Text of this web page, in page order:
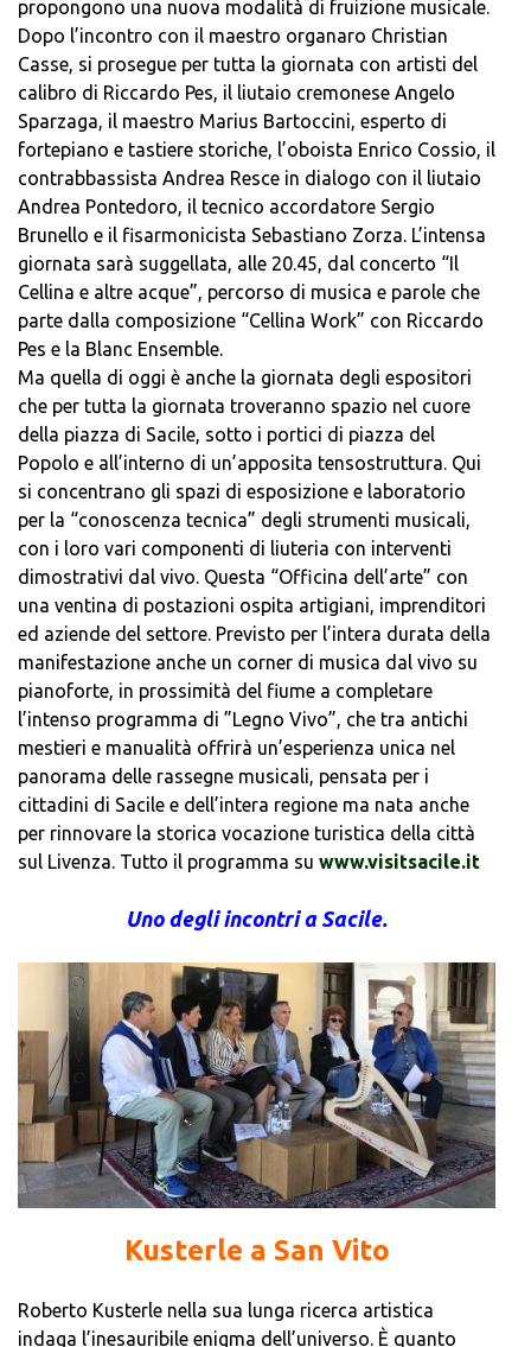
propongono una nuova modalità di fruizione musicale.
Dopo l’incontro con il maestro organaro Christian
Casse, si prosegue per tutta la giornata con artisti del
calibro di Riccardo Pes, il liutaio cremonese Angelo
Sparzaga, il maestro Marius Bartoccini, esperto di
fortepiano e tastiere storiche, l’oboista Enrico Cossio, il
contrabbassista Andrea Resce in dialogo con il liutaio
Andrea Pontedoro, il tecnico accordatore Sergio
Brunello e il fisarmonicista Sebastiano Zorza. L’intensa
giornata sarà suggellata, alle 20.45, dal concerto “Il
Cellina e altre acque”, percorso di musica e parole che
parte dalla composizione “Cellina Work” con Riccardo
Pes e la Blanc Ensemble.
Ma quella di oggi è anche la giornata degli espositori
che per tutta la giornata troveranno spazio nel cuore
della piazza di Sacile, sotto i portici di piazza del
Popolo e all’interno di un’apposita tensostruttura. Qui
si concentrano gli spazi di esposizione e laboratorio
per la “conoscenza tecnica” degli strumenti musicali,
con i loro vari componenti di liuteria con interventi
dimostrativi dal vivo. Questa “Officina dell’arte” con
una ventina di postazioni ospita artigiani, imprenditori
ed aziende del settore. Previsto per l’intera durata della
manifestazione anche un corner di musica dal vivo su
pianoforte, in prossimità del fiume a completare
l’intenso programma di ”Legno Vivo”, che tra antichi
mestieri e manualità offrirà un’esperienza unica nel
panorama delle rassegne musicali, pensata per i
cittadini di Sacile e dell’intera regione ma nata anche
per rinnovare la storica vocazione turistica della città
sul Livenza. Tutto il programma su www.visitsacile.it
Uno degli incontri a Sacile.
Kusterle a San Vito
Roberto Kusterle nella sua lunga ricerca artistica
indaga l’inesauribile enigma dell’universo. È quanto